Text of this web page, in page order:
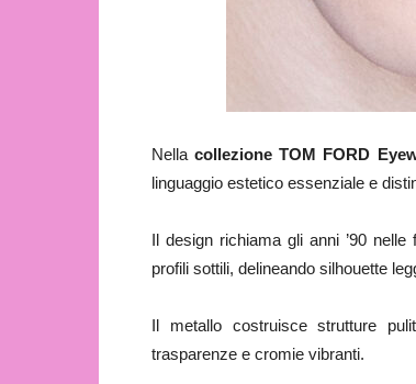
Nellacollezione TOM FORD
linguaggio estetico essenziale e
Il design richiama gli anni ’90
profili sottili, delineando silhouette
Il metallo costruisce strutture
trasparenze e cromie vibranti.